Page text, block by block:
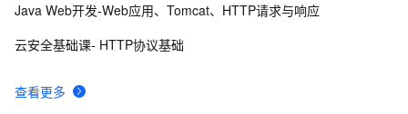
8 如何下载DVS Gesture数据集?解决
Forbidden
Transitional//EN"
"http://www.w3.org/TR/xhtml1/DTD/xhtml1-strict.dtd">
查看更多
Java Web开发-Web应用、Tomcat、HTTP请求与响应
云安全基础课- HTTP协议基础